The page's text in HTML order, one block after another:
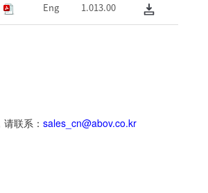
Eng 1.013.00
联系： sales_cn@abov.co.kr